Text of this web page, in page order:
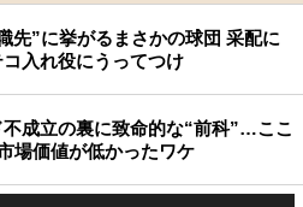
先”に挙がるまさかの球団 采配に
入れ役にうってつけ
成立の裏に致命的な“前科”…ここ
場価値が低かったワケ